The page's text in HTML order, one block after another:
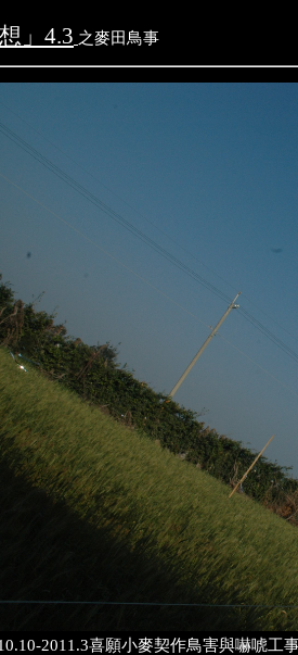
」 4.3 之麥田鳥事
2011.3喜願小麥契作鳥害與